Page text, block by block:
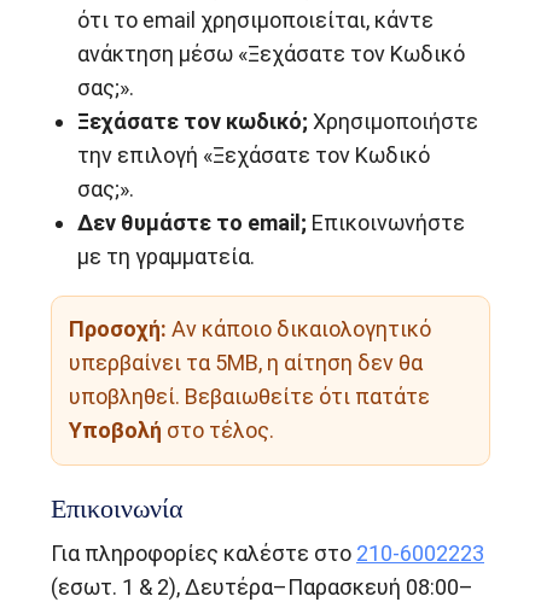
ότι το email χρησιμοποιείται, κάντε
ανάκτηση μέσω «Ξεχάσατε τον Κωδικό
σας;».
Ξεχάσατε τον κωδικό; Χρησιμοποιήστε
την επιλογή «Ξεχάσατε τον Κωδικό
σας;».
Δεν θυμάστε το email; Επικοινωνήστε
με τη γραμματεία.
Προσοχή: Αν κάποιο δικαιολογητικό
υπερβαίνει τα 5MB, η αίτηση δεν θα
υποβληθεί. Βεβαιωθείτε ότι πατάτε
Υποβολή στο τέλος.
Επικοινωνία
Για πληροφορίες καλέστε στο 210-6002223
(εσωτ. 1 & 2), Δευτέρα–Παρασκευή 08:00–